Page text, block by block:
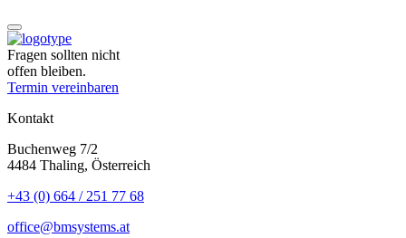
Fragen sollten nicht
offen bleiben.
Termin vereinbaren
Kontakt
Buchenweg 7/2
4484 Thaling, Österreich
+43 (0) 664 / 251 77 68
office@bmsystems.at